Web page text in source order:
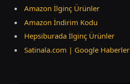
Amazon İlginç Ürünler
Amazon İndirim Kodu
Hepsiburada İlginç Ürünler
Satinala.com | Google Haberler